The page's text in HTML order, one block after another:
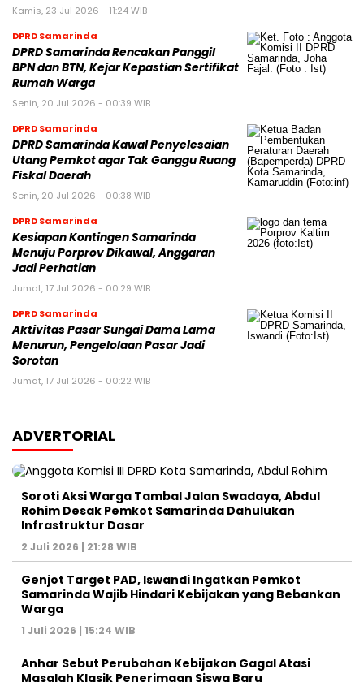
Kamis, 23 Jul 2026 - 11:24 WIB
DPRD Samarinda
DPRD Samarinda Rencakan Panggil
BPN dan BTN, Kejar Kepastian Sertifikat
Rumah Warga
Senin, 20 Jul 2026 - 00:39 WIB
DPRD Samarinda
DPRD Samarinda Kawal Penyelesaian
Utang Pemkot agar Tak Ganggu Ruang
Fiskal Daerah
Senin, 20 Jul 2026 - 00:38 WIB
DPRD Samarinda
Kesiapan Kontingen Samarinda
Menuju Porprov Dikawal, Anggaran
Jadi Perhatian
Jumat, 17 Jul 2026 - 00:29 WIB
DPRD Samarinda
Aktivitas Pasar Sungai Dama Lama
Menurun, Pengelolaan Pasar Jadi
Sorotan
Jumat, 17 Jul 2026 - 00:22 WIB
ADVERTORIAL
Soroti Aksi Warga Tambal Jalan Swadaya, Abdul
Rohim Desak Pemkot Samarinda Dahulukan
Infrastruktur Dasar
2 Juli 2026 | 21:28 WIB
Genjot Target PAD, Iswandi Ingatkan Pemkot
Samarinda Wajib Hindari Kebijakan yang Bebankan
Warga
1 Juli 2026 | 15:24 WIB
Anhar Sebut Perubahan Kebijakan Gagal Atasi
Masalah Klasik Penerimaan Siswa Baru